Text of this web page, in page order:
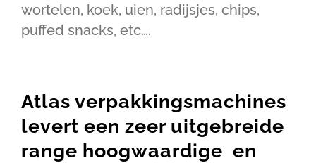
wortelen, koek, uien, radijsjes, chips,
puffed snacks, etc….
Atlas verpakkingsmachines
levert een zeer uitgebreide
range hoogwaardige en